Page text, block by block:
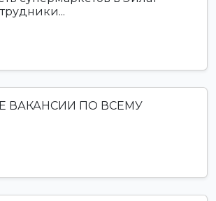
ВАКАНСИИ ПО ВСЕМУ